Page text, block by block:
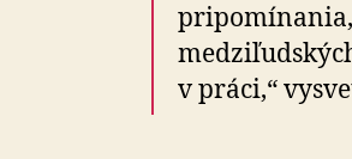
v práci,“